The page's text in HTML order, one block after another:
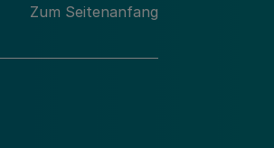
Zum Seitenanfang